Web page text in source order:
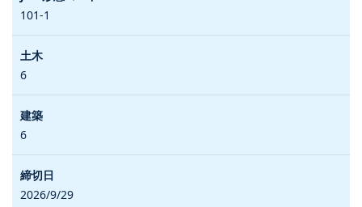
101-1
6
6
2026/9/29